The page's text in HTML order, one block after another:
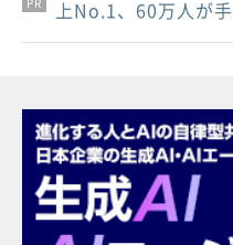
上No.1、60万人が